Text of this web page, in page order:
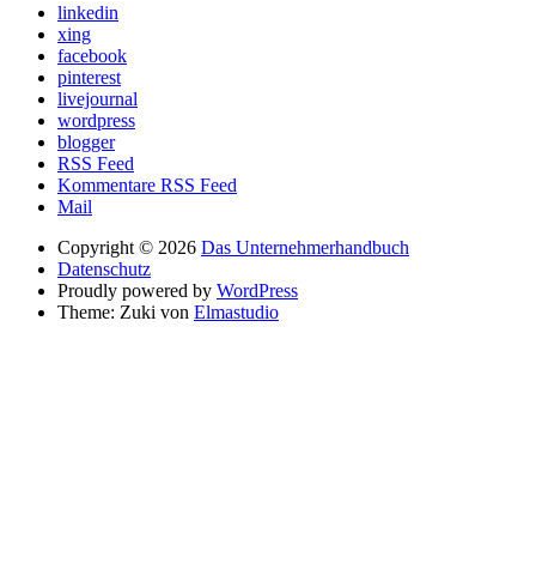
linkedin
xing
facebook
pinterest
livejournal
wordpress
blogger
RSS Feed
Kommentare RSS Feed
Mail
Copyright © 2026 Das Unternehmerhandbuch
Datenschutz
Proudly powered by WordPress
Theme: Zuki von Elmastudio